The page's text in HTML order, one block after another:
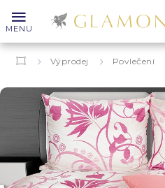
MENU
Výprodej Povlečení